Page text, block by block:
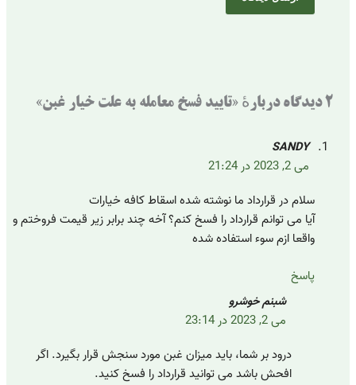
SANDY
می 2, 2023 در 21:24
سلام در قرارداد ما نوشته شده اسقاط کافه خیارات
آیا می توانم قرارداد را فسخ کنم؟ آخه چند برابر زیر قیمت فروختم و
واقعا ازم سوء استفاده شده
پاسخ
شبنم خوشرو
می 2, 2023 در 23:14
درود بر شما، باید میزان غبن مورد سنجش قرار بگیرد. اگر
افحش باشد می توانید قرارداد را فسخ کنید.